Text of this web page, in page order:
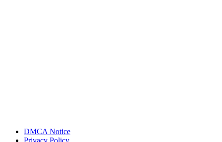
DMCA Notice